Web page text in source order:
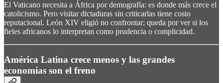
El Vaticano necesita a África por demografía: es donde más crece el
catolicismo. Pero visitar dictaduras sin criticarlas tiene costo
reputacional. León XIV eligió no confrontar; queda por ver si los
fieles africanos lo interpretan como prudencia o complicidad.
América Latina crece menos y las grandes
economías son el freno